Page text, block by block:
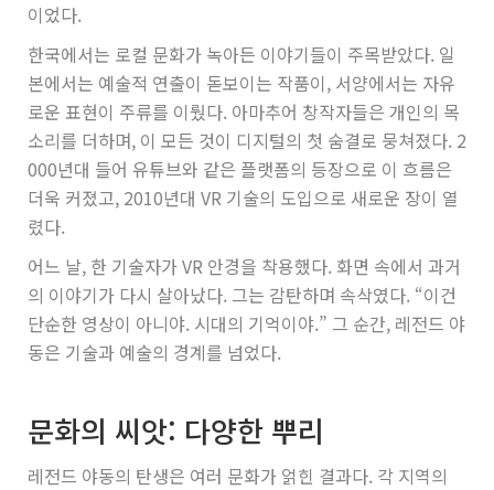
이었다.
한국에서는 로컬 문화가 녹아든 이야기들이 주목받았다. 일
본에서는 예술적 연출이 돋보이는 작품이, 서양에서는 자유
로운 표현이 주류를 이뤘다. 아마추어 창작자들은 개인의 목
소리를 더하며, 이 모든 것이 디지털의 첫 숨결로 뭉쳐졌다. 2
000년대 들어 유튜브와 같은 플랫폼의 등장으로 이 흐름은
더욱 커졌고, 2010년대 VR 기술의 도입으로 새로운 장이 열
렸다.
어느 날, 한 기술자가 VR 안경을 착용했다. 화면 속에서 과거
의 이야기가 다시 살아났다. 그는 감탄하며 속삭였다. “이건
단순한 영상이 아니야. 시대의 기억이야.” 그 순간, 레전드 야
동은 기술과 예술의 경계를 넘었다.
문화의 씨앗: 다양한 뿌리
레전드 야동의 탄생은 여러 문화가 얽힌 결과다. 각 지역의